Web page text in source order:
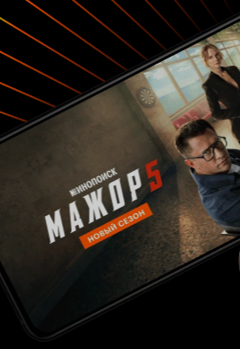
точно в христианских церквях
распятию. Ни божественных
мифических чудовищ, ни
действительности не верит там в
ними не встречался, не
это в то время-то! Конечно, Улис
Афины' и сражался с монстрами, но
безжалостно выкинули из текста,
место только для более
вроде мытья в сауне, унижений
страданий рабыни, мечтающей
и тому подобное... И что еще сильно ранит -
это убогость всей постановки. Из-
количества персонажей они
друга наталкиваются. Армия,
целый город, от силы состояла из
десятков солдат, а жителей города
меньше, можно было подумать царь
правил не страной, а улицей. Бедность
декораций и несовершенство
воинской амуниции делают сериал